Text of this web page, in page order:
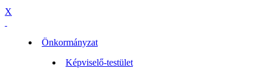
X
Önkormányzat
Képviselő-testület